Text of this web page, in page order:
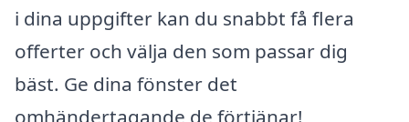
i dina uppgifter kan du snabbt få flera
offerter och välja den som passar dig
bäst. Ge dina fönster det